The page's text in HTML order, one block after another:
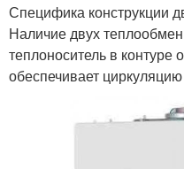
Специфика конструкции
Наличие двух
теплоноситель в контуре
обеспечивает